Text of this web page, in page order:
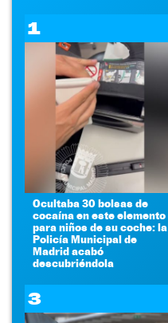
1
Ocultaba 30 bolsas de
cocaína en este elemento
para niños de su coche: la
Policía Municipal de
Madrid acabó
descubriéndola
3